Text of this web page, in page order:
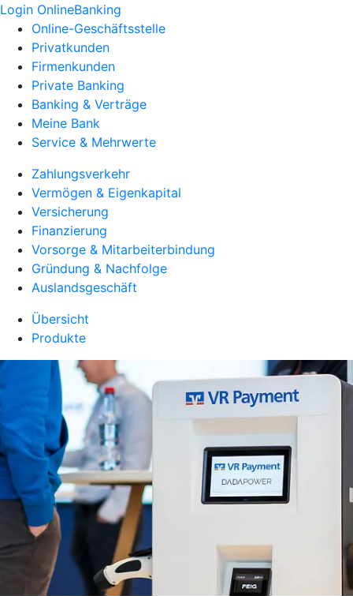
Login OnlineBanking
Online-Geschäftsstelle
Privatkunden
Firmenkunden
Private Banking
Banking & Verträge
Meine Bank
Service & Mehrwerte
Zahlungsverkehr
Vermögen & Eigenkapital
Versicherung
Finanzierung
Vorsorge & Mitarbeiterbindung
Gründung & Nachfolge
Auslandsgeschäft
Übersicht
Produkte